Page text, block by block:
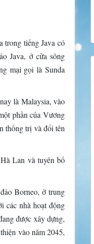
trong tiếng Java có
Java, ở cửa sông
mại gọi là Sunda
là Malaysia, vào
phần của Vương
thống trị và đổi tên
Lan và tuyên bố
Borneo, ở trung
các nhà hoạt động
được xây dựng,
vào năm 2045,